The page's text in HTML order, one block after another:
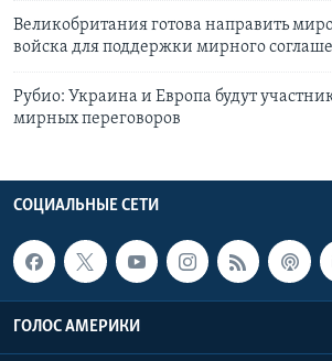
Великобритания готова направить
войска для поддержки мирного
Рубио: Украина и Европа будут
мирных переговоров
СОЦИАЛЬНЫЕ СЕТИ
ГОЛОС АМЕРИКИ